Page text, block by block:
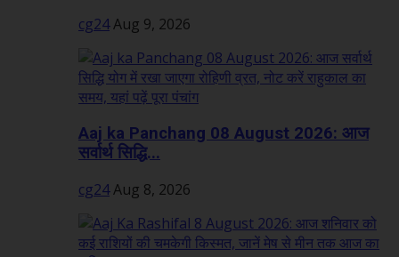
cg24Aug 9, 2026
Aaj ka Panchang 08 August 2026: आज
सर्वार्थ सिद्धि...
cg24Aug 8, 2026